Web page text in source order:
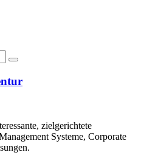
zielgerichtete
Systeme, Corporate